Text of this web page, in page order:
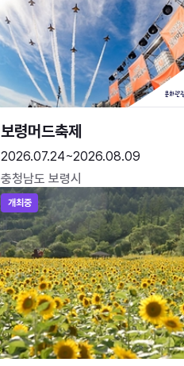
보령머드축제
2026.07.24~2026.08.09
충청남도 보령시
개최중